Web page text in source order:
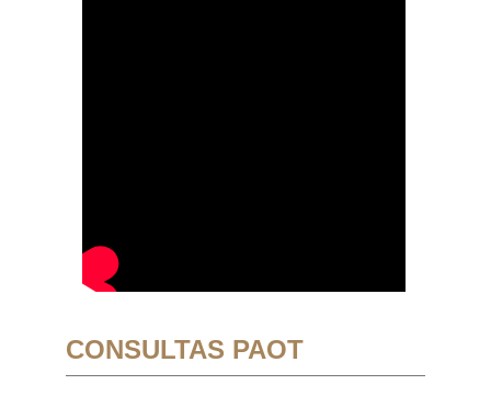
CONSULTAS PAOT